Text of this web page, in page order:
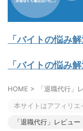
「バイトの悩み
「バイトの悩み
HOME > 「退職代行」
本サイトはアフィリエ
「退職代行」レビュー